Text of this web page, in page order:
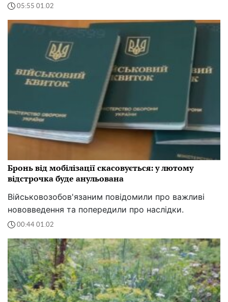
05:55 01.02
Бронь від мобілізації скасовується: у лютому
відстрочка буде анульована
Військовозобов'язаним повідомили про важливі
нововведення та попередили про наслідки.
00:44 01.02